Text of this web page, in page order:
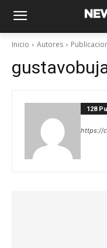
Inicio Autores
128
https://